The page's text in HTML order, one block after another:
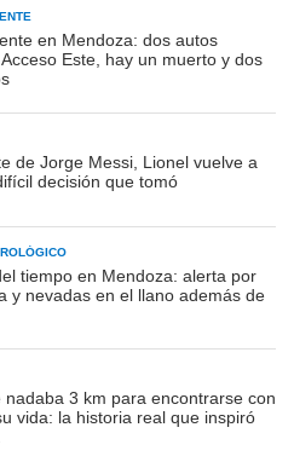
en Mendoza: dos autos
Este, hay un muerto y dos
de Jorge Messi, Lionel vuelve a
decisión que tomó
tiempo en Mendoza: alerta por
y nevadas en el llano además de
nadaba 3 km para encontrarse con
vida: la historia real que inspiró